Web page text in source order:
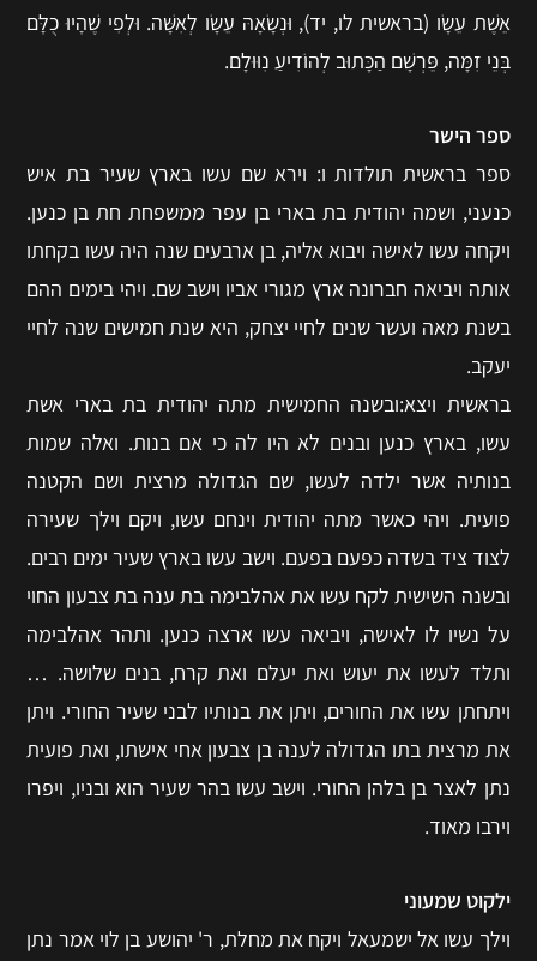
אֵשֶׁת עֵשָׂו (בראשית לו, יד), וּנְשָׂאָהּ עֵשָׂו לְאִשָּׁה. וּלְפִי שֶׁהָיוּ כֻלָּם
בְּנֵי זִמָּה, פֵּרְשָׁם הַכָּתוּב לְהוֹדִיעַ נִוּוּלָם.
ספר הישר
ספר בראשית תולדות ו: וירא שם עשו בארץ שעיר בת איש
כנעני, ושמה יהודית בת בארי בן עפר ממשפחת חת בן כנען.
ויקחה עשו לאישה ויבוא אליה, בן ארבעים שנה היה עשו בקחתו
אותה ויביאה חברונה ארץ מגורי אביו וישב שם. ויהי בימים ההם
בשנת מאה ועשר שנים לחיי יצחק, היא שנת חמישים שנה לחיי
יעקב.
בראשית ויצא:ובשנה החמישית מתה יהודית בת בארי אשת
עשו, בארץ כנען ובנים לא היו לה כי אם בנות. ואלה שמות
בנותיה אשר ילדה לעשו, שם הגדולה מרצית ושם הקטנה
פועית. ויהי כאשר מתה יהודית וינחם עשו, ויקם וילך שעירה
לצוד ציד בשדה כפעם בפעם. וישב עשו בארץ שעיר ימים רבים.
ובשנה השישית לקח עשו את אהלבימה בת ענה בת צבעון החוי
על נשיו לו לאישה, ויביאה עשו ארצה כנען. ותהר אהלבימה
ותלד לעשו את יעוש ואת יעלם ואת קרח, בנים שלושה. …
ויתחתן עשו את החורים, ויתן את בנותיו לבני שעיר החורי. ויתן
את מרצית בתו הגדולה לענה בן צבעון אחי אישתו, ואת פועית
נתן לאצר בן בלהן החורי. וישב עשו בהר שעיר הוא ובניו, ויפרו
וירבו מאוד.
ילקוט שמעוני
וילך עשו אל ישמעאל ויקח את מחלת, ר' יהושע בן לוי אמר נתן